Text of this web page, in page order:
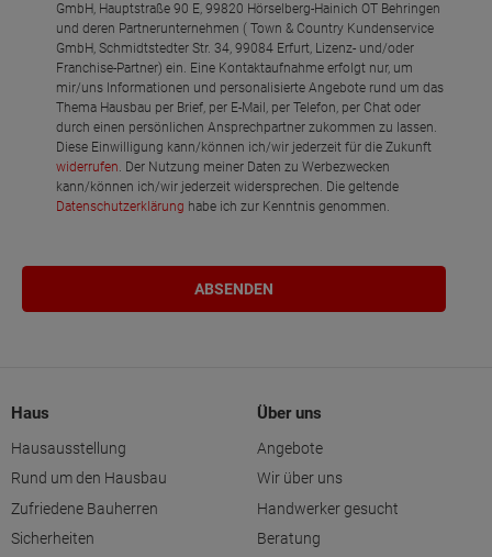
GmbH, Hauptstraße 90 E, 99820 Hörselberg-Hainich OT Behringen
und deren Partnerunternehmen ( Town & Country Kundenservice
GmbH, Schmidtstedter Str. 34, 99084 Erfurt, Lizenz- und/oder
Franchise-Partner) ein. Eine Kontaktaufnahme erfolgt nur, um
mir/uns Informationen und personalisierte Angebote rund um das
Thema Hausbau per Brief, per E-Mail, per Telefon, per Chat oder
durch einen persönlichen Ansprechpartner zukommen zu lassen.
Diese Einwilligung kann/können ich/wir jederzeit für die Zukunft
widerrufen. Der Nutzung meiner Daten zu Werbezwecken
kann/können ich/wir jederzeit widersprechen. Die geltende
Datenschutzerklärung habe ich zur Kenntnis genommen.
Haus
Hausausstellung
Rund um den Hausbau
Zufriedene Bauherren
Sicherheiten
Über uns
Angebote
Wir über uns
Handwerker gesucht
Beratung